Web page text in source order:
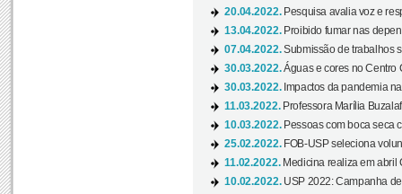
20.04.2022. Pesquisa avalia voz e
13.04.2022. Proibido fumar nas
07.04.2022.Submissão de trabalhos
30.03.2022.Águas e cores no Centro
30.03.2022. Impactos da pandemia
11.03.2022. Professora Marília
10.03.2022. Pessoas com boca seca
25.02.2022. FOB-USP seleciona
11.02.2022. Medicina realiza em abril
10.02.2022. USP 2022: Campanha